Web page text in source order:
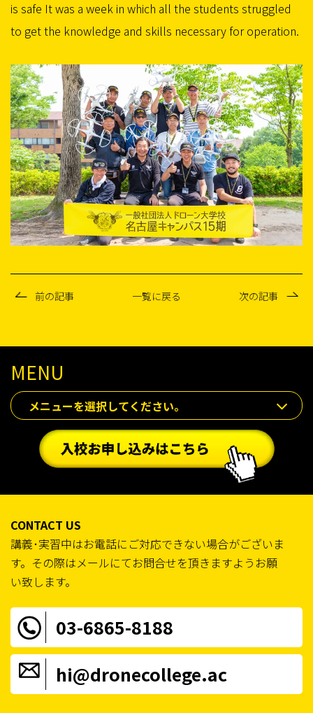
is safe It was a week in which all the students struggled
to get the knowledge and skills necessary for operation.
前の記事 一覧に戻る 次の記事
MENU
メニューを選択してください。
CONTACT US
講義･実習中はお電話にご対応できない場合がございま
す。その際はメールにてお問合せを頂きますようお願
い致します。
03-6865-8188
hi@dronecollege.ac